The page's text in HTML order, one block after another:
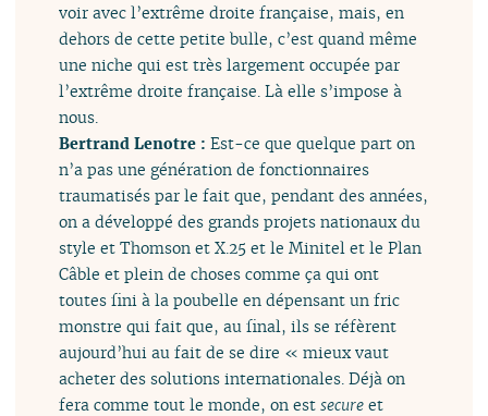
voir avec l’extrême droite française, mais, en
dehors de cette petite bulle, c’est quand même
une niche qui est très largement occupée par
l’extrême droite française. Là elle s’impose à
nous.
Bertrand Lenotre :Est-ce que quelque part on
n’a pas une génération de fonctionnaires
traumatisés par le fait que, pendant des années,
on a développé des grands projets nationaux du
style et Thomson et X.25 et le Minitel et le Plan
Câble et plein de choses comme ça qui ont
toutes fini à la poubelle en dépensant un fric
monstre qui fait que, au final, ils se réfèrent
aujourd’hui au fait de se dire « mieux vaut
acheter des solutions internationales. Déjà on
fera comme tout le monde, on estsecure et